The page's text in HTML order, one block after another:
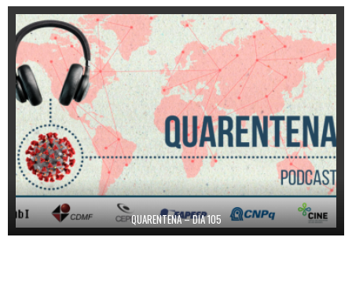
QUARENTENA – DIA 105